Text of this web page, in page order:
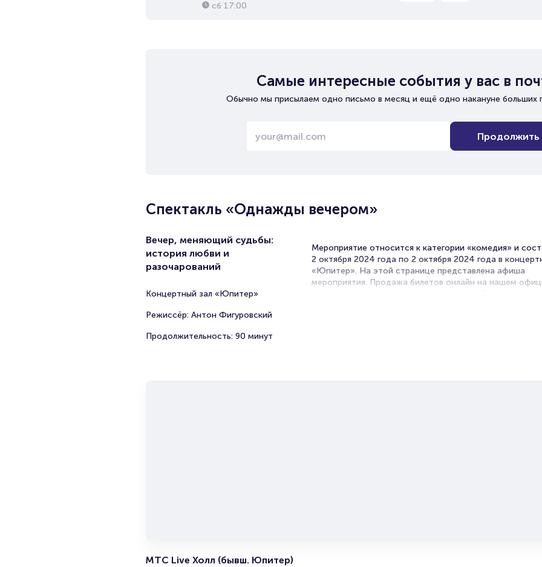
сб 17:00
Самые интересные события у вас в
Обычно мы присылаем одно письмо в месяц и ещё одно накануне больших
Продолжить
Спектакль «Однажды вечером»
Вечер, меняющий судьбы:
история любви и
разочарований
Концертный зал «Юпитер»
Режиссёр: Антон Фигуровский
Продолжительность: 90 минут
Мероприятие относится к категории «комедия» и
2 октября 2024 года по 2 октября 2024 года в
«Юпитер». На этой странице представлена афиша
мероприятия. Продажа билетов онлайн на нашем
МТС Live Холл (бывш. Юпитер)